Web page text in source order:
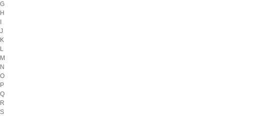
G
H
J
K
L
M
N
O
P
Q
R
S